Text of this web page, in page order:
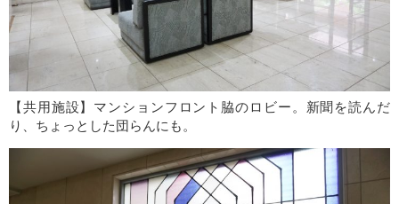
【共用施設】マンションフロント脇のロビー。新聞を読んだ
り、ちょっとした団らんにも。